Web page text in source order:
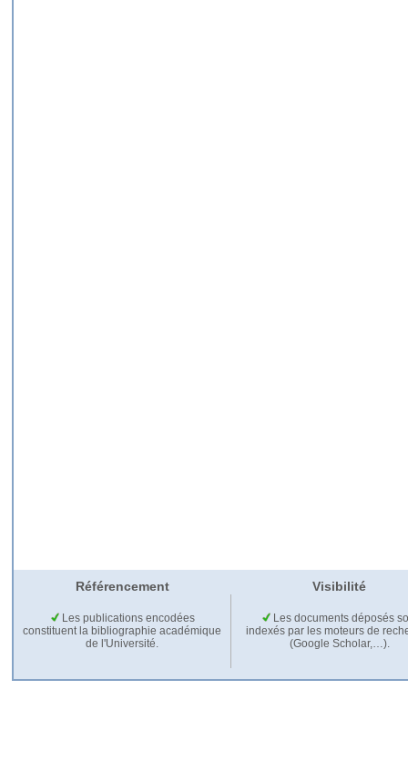
Référencement Visibilité
Les publications encodées
constituent la bibliographie académique
de l'Université.
Les documents déposés
indexés par les moteurs de
(Google Scholar,…).